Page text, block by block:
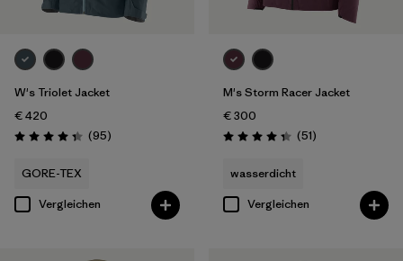
W's Triolet Jacket
€ 420
Bewertung: 4.4 / 5
(95Rezensionen
)
GORE-TEX
Vergleichen
M's Storm Racer Jacket
€ 300
Bewertung: 4.4 / 5
(51Rezensionen
)
wasserdicht
Vergleichen